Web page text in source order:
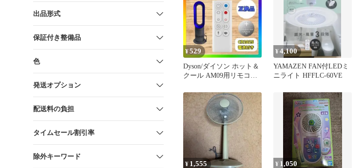
出品形式
保証付き整備品
色
発送オプション
配送料の負担
タイムセール割引率
除外キーワード
¥529
Dyson/ダイソン ホット＆
クール AM09用リモコン
¥4,100
YAMAZEN FAN付LEDミ
ニライト HFFLC-60VE
¥ 1,555 ¥ 1,050